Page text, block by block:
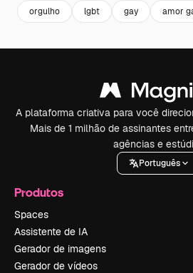
orgulho lgbt gay amor
A plataforma criativa para você
Mais de 1 milhão de assinantes
agências e
Português
Produtos
Spaces
Assistente de IA
Gerador de imagens
Gerador de vídeos